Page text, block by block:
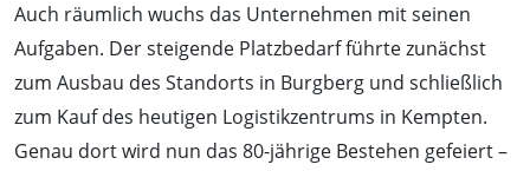
Auch räumlich wuchs das Unternehmen mit seinen
Aufgaben. Der steigende Platzbedarf führte zunächst
zum Ausbau des Standorts in Burgberg und schließlich
zum Kauf des heutigen Logistikzentrums in Kempten.
Genau dort wird nun das 80-jährige Bestehen gefeiert –